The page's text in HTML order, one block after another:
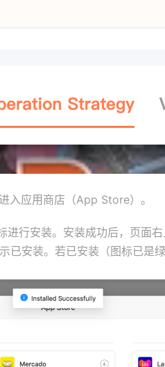
入应用商店（App Store）。
进行安装。安装成功后，页面
已安装。若已安装（图标已是